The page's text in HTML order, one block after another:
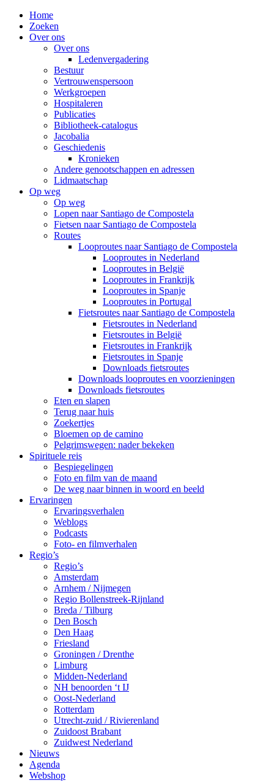
Home
Zoeken
Over ons
Over ons
Ledenvergadering
Bestuur
Vertrouwenspersoon
Werkgroepen
Hospitaleren
Publicaties
Bibliotheek-catalogus
Jacobalia
Geschiedenis
Kronieken
Andere genootschappen en adressen
Lidmaatschap
Op weg
Op weg
Lopen naar Santiago de Compostela
Fietsen naar Santiago de Compostela
Routes
Looproutes naar Santiago de Compostela
Looproutes in Nederland
Looproutes in België
Looproutes in Frankrijk
Looproutes in Spanje
Looproutes in Portugal
Fietsroutes naar Santiago de Compostela
Fietsroutes in Nederland
Fietsroutes in België
Fietsroutes in Frankrijk
Fietsroutes in Spanje
Downloads fietsroutes
Downloads looproutes en voorzieningen
Downloads fietsroutes
Eten en slapen
Terug naar huis
Zoekertjes
Bloemen op de camino
Pelgrimswegen: nader bekeken
Spirituele reis
Bespiegelingen
Foto en film van de maand
De weg naar binnen in woord en beeld
Ervaringen
Ervaringsverhalen
Weblogs
Podcasts
Foto- en filmverhalen
Regio’s
Regio’s
Amsterdam
Arnhem / Nijmegen
Regio Bollenstreek-Rijnland
Breda / Tilburg
Den Bosch
Den Haag
Friesland
Groningen / Drenthe
Limburg
Midden-Nederland
NH benoorden ‘t IJ
Oost-Nederland
Rotterdam
Utrecht-zuid / Rivierenland
Zuidoost Brabant
Zuidwest Nederland
Nieuws
Agenda
Webshop